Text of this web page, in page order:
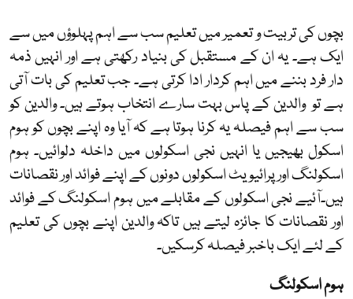
بچوں کی تربیت و تعمیر میں تعلیم سب سے اہم پہلوؤں میں سے
ایک ہے۔ یہ ان کے مستقبل کی بنیاد رکھتی ہے اور انہیں ذمہ
دار فرد بننے میں اہم کردار ادا کرتی ہے۔ جب تعلیم کی بات آتی
ہے تو والدین کے پاس بہت سارے انتخاب ہوتے ہیں۔ والدین کو
سب سے اہم فیصلہ یہ کرنا ہوتا ہے کہ آیا وہ اپنے بچوں کو ہوم
اسکول بھیجیں یا انہیں نجی اسکولوں میں داخلہ دلوائیں۔ ہوم
اسکولنگ اور پرائیویٹ اسکولوں دونوں کے اپنے فوائد اور نقصانات
ہیں۔آئیے نجی اسکولوں کے مقابلے میں ہوم اسکولنگ کے فوائد
اور نقصانات کا جائزہ لیتے ہیں تاکہ والدین اپنے بچوں کی تعلیم
کے لئے ایک باخبر فیصلہ کرسکیں۔
ہوم اسکولنگ